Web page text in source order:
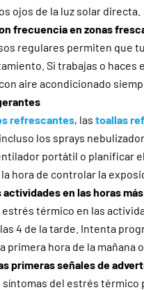
ojos de la luz solar directa.
frecuencia en zonas
regulares permiten que
Si trabajas o haces
aire acondicionado
refrescantes, las toallas
los sprays
portátil o planificar
hora de controlar la
actividades en las horas
térmico en las
las 4 de la tarde. Intenta
primera hora de la mañana
primeras señales de
síntomas del estrés térmico